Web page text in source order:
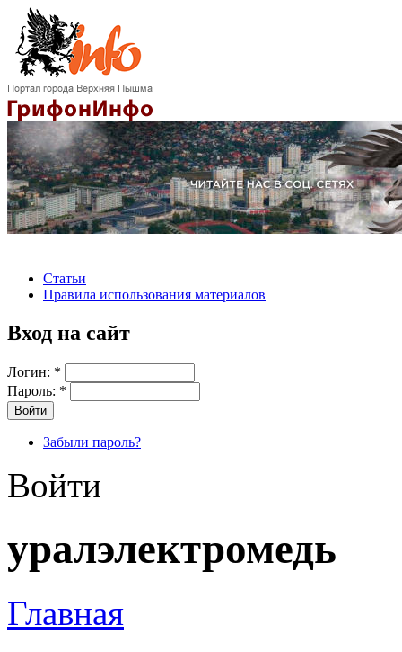
Статьи
Правила использования материалов
Вход на сайт
Логин: *
Пароль: *
Забыли пароль?
Войти
уралэлектромедь
Главная